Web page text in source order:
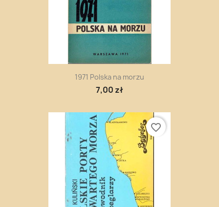
1971 Polska na morzu
7,00 zł
favorite_border